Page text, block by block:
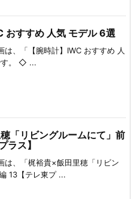
おすすめ 人気 モデル 6選
は、「【腕時計】IWC おすすめ 人
す。 ◇ ...
「リビングルームにて」前
ラス】
は、「梶裕貴×飯田里穂「リビン
13【テレ東プ ...